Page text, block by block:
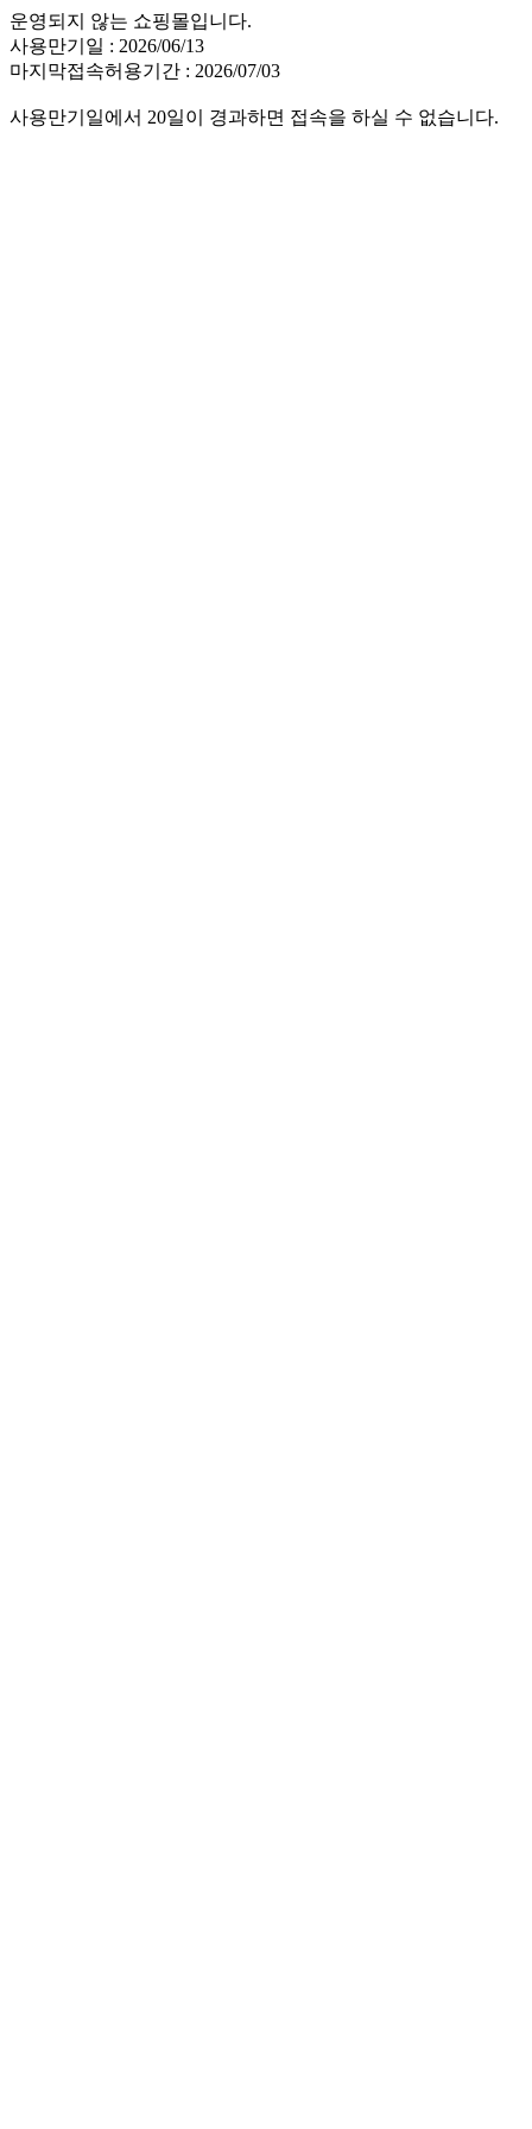
운영되지 않는 쇼핑몰입니다.
사용만기일 : 2026/06/13
마지막접속허용기간 : 2026/07/03
사용만기일에서 20일이 경과하면 접속을 하실 수 없습니다.